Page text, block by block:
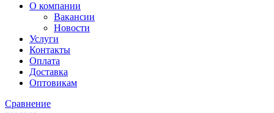
О компании
Вакансии
Новости
Услуги
Контакты
Оплата
Доставка
Оптовикам
Сравнение